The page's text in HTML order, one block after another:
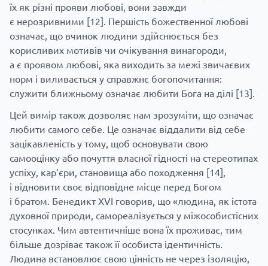
їх як різні прояви любові, вони завжди
є нерозривними [12]. Першість божественної любові
означає, що вчинок людини здійснюється без
корисливих мотивів чи очікування винагороди,
а є проявом любові, яка виходить за межі звичаєвих
норм і виливається у справжнє богопочитання:
служити ближньому означає любити Бога на ділі [13].
Цей вимір також дозволяє нам зрозуміти, що означає
любити самого себе. Це означає віддалити від себе
зацікавленість у тому, щоб основувати свою
самооцінку або почуття власної гідності на стереотипах
успіху, кар’єри, становища або походження [14],
і відновити своє відповідне місце перед Богом
і братом. Бенедикт XVI говорив, що «людина, як істота
духовної природи, самореалізується у міжособистісних
стосунках. Чим автентичніше вона їх проживає, тим
більше дозріває також її особиста ідентичність.
Людина встановлює свою цінність не через ізоляцію,